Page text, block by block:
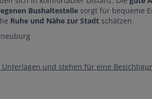
Bushaltestelle sorgt für bequeme
Ruhe und Nähe zur Stadt schätzen.
und stehen für eine